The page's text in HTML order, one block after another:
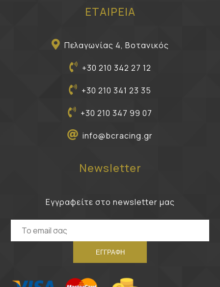
ΕΤΑΙΡΕΙΑ
Πελαγωνίας 4, Βοτανικός
+30 210 342 27 12
+30 210 341 23 35
+30 210 347 99 07
info@bcracing.gr
Newsletter
Εγγραφείτε στο newsletter μας